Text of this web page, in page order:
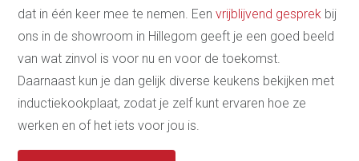
dat in één keer mee te nemen. Eenvrijblijvend gesprek bij
ons in de showroom in Hillegom geeft je een goed beeld
van wat zinvol is voor nu en voor de toekomst.
Daarnaast kun je dan gelijk diverse keukens bekijken met
inductiekookplaat, zodat je zelf kunt ervaren hoe ze
werken en of het iets voor jou is.